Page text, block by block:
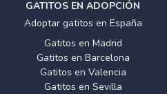
GATITOS EN ADOPCIÓN
Adoptar gatitos en España
Gatitos en Madrid
Gatitos en Barcelona
Gatitos en Valencia
Gatitos en Sevilla